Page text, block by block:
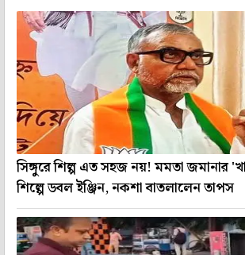
সিঙ্গুরে শিল্প এত সহজ নয়! মমতা জমানার
শিল্পে ডবল ইঞ্জিন, নকশা বাতলালেন তাপস